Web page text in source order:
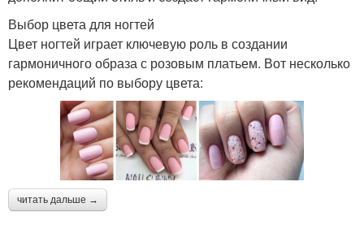
Выбор цвета для ногтей
Цвет ногтей играет ключевую роль в создании
гармоничного образа с розовым платьем. Вот несколько
рекомендаций по выбору цвета:
читать дальше →